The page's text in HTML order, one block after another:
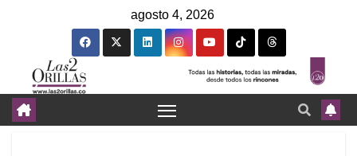
agosto 4, 2026